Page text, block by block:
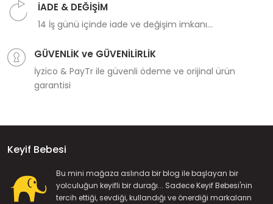
İADE & DEĞİŞİM
14 İş günü içinde iade ve değişim imkanı...
GÜVENLİK ve GÜVENİLİRLİK
İyzico & PayTr ile güvenli ödeme ve orijinal ürün
garantisi
Keyif Bebesi
Bu mini mağaza aslında bir blog ile başlayan bir
yolculuğun keyifli bir durağı... Sadece Keyif Bebesi'nin
tercih ettiği, sevdiği, kullandığı ve önerdiği markaların